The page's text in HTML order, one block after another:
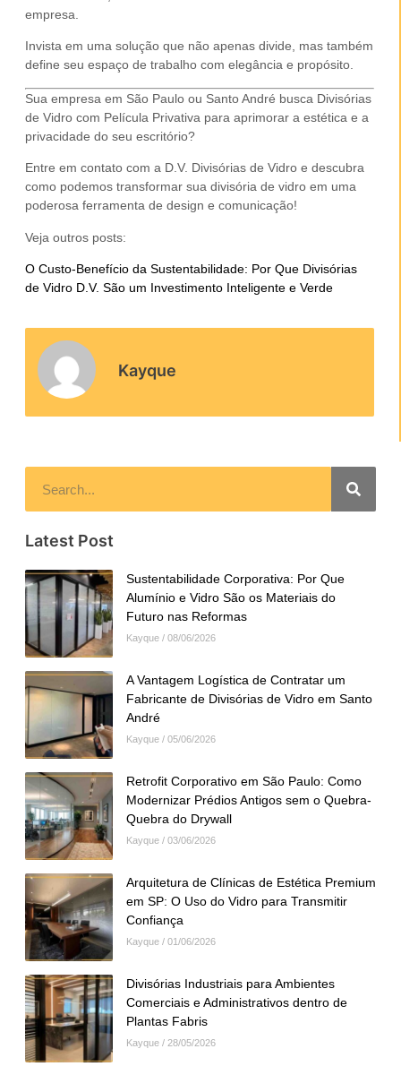
empresa
Invista em uma solução que não apenas divide, mas também
define seu espaço de trabalho com elegância e propósito.
Sua empresa em São Paulo ou Santo André busca Divisórias
de Vidro com Película Privativa para aprimorar a estética e a
privacidade do seu escritório?
Entre em contato com a D.V. Divisórias de Vidro e descubra
como podemos transformar sua divisória de vidro em uma
poderosa ferramenta de design e comunicação!
Veja outros posts:
O Custo-Benefício da Sustentabilidade: Por Que Divisórias
de Vidro D.V. São um Investimento Inteligente e Verde
Kayque
Latest Post
Sustentabilidade Corporativa: Por Que
Alumínio e Vidro São os Materiais do
Futuro nas Reformas
Kayque 08/06/2026
A Vantagem Logística de Contratar um
Fabricante de Divisórias de Vidro em Santo
André
Kayque 05/06/2026
Retrofit Corporativo em São Paulo: Como
Modernizar Prédios Antigos sem o Quebra-
Quebra do Drywall
Kayque 03/06/2026
Arquitetura de Clínicas de Estética Premium
em SP: O Uso do Vidro para Transmitir
Confiança
Kayque 01/06/2026
Divisórias Industriais para Ambientes
Comerciais e Administrativos dentro de
Plantas Fabris
Kayque 28/05/2026